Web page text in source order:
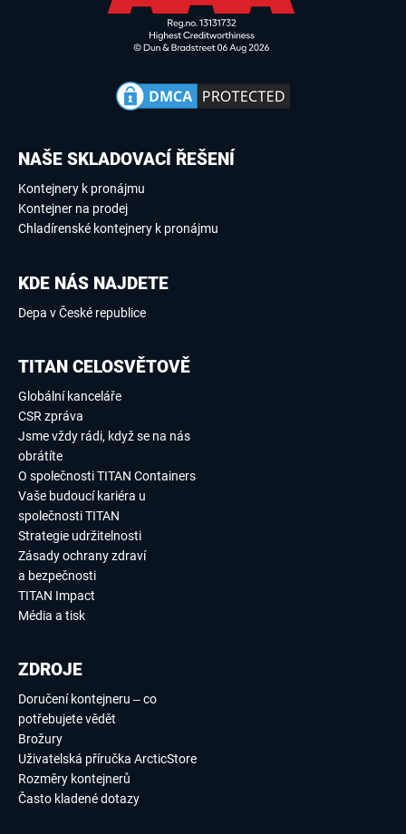
NAŠE SKLADOVACÍ ŘEŠENÍ
Kontejnery k pronájmu
Kontejner na prodej
Chladírenské kontejnery k pronájmu
KDE NÁS NAJDETE
Depa v České republice
TITAN CELOSVĚTOVĚ
Globální kanceláře
CSR zpráva
Jsme vždy rádi, když se na nás
obrátíte
O společnosti TITAN Containers
Vaše budoucí kariéra u
společnosti TITAN
Strategie udržitelnosti
Zásady ochrany zdraví
a bezpečnosti
TITAN Impact
Média a tisk
ZDROJE
Doručení kontejneru – co
potřebujete vědět
Brožury
Uživatelská příručka ArcticStore
Rozměry kontejnerů
Často kladené dotazy